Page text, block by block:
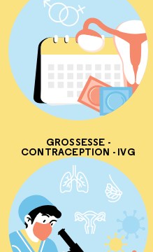
GROSSESSE -
CONTRACEPTION - IVG